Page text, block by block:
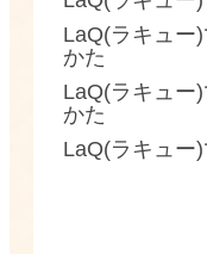
LaQ(ラキュー
かた
LaQ(ラキュー
かた
LaQ(ラキュー